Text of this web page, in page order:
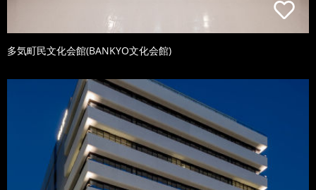
多気町民文化会館(BANKYO文化会館)